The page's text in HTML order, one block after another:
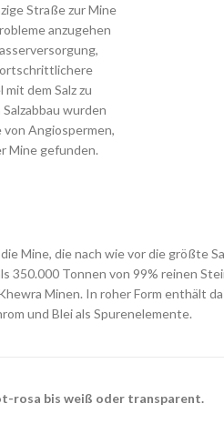
Straße zur Mine
anzugehen
dem Salz zu
wurden
von Angiospermen,
Mine gefunden.
Mine, die nach wie vor die größte
350.000 Tonnen von 99% reinen
Minen. In roher Form enthält
und Blei als Spurenelemente.
rosa bis weiß oder transparent.